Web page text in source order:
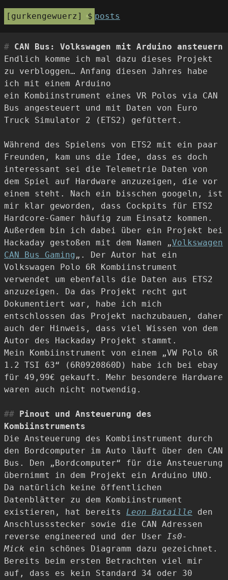
gurkengewuerz posts
CAN Bus: Volkswagen mit Arduino ansteuern
Endlich komme ich mal dazu dieses Projekt
zu verbloggen… Anfang diesen Jahres habe
ich mit einem Arduino
ein Kombiinstrument eines VR Polos via CAN
Bus angesteuert und mit Daten von Euro
Truck Simulator 2 (ETS2) gefüttert.
Während des Spielens von ETS2 mit ein paar
Freunden, kam uns die Idee, dass es doch
interessant sei die Telemetrie Daten von
dem Spiel auf Hardware anzuzeigen, die vor
einem steht. Nach ein bisschen googeln, ist
mir klar geworden, dass Cockpits für ETS2
Hardcore-Gamer häufig zum Einsatz kommen.
Außerdem bin ich dabei über ein Projekt bei
Hackaday gestoßen mit dem Namen „Volkswagen
CAN Bus Gaming „. Der Autor hat ein
Volkswagen Polo 6R Kombiinstrument
verwendet um ebenfalls die Daten aus ETS2
anzuzeigen. Da das Projekt recht gut
Dokumentiert war, habe ich mich
entschlossen das Projekt nachzubauen, daher
auch der Hinweis, dass viel Wissen von dem
Autor des Hackaday Projekt stammt.
Mein Kombiinstrument von einem „VW Polo 6R
1.2 TSI 63“ (6R0920860D) habe ich bei ebay
für 49,99€ gekauft. Mehr besondere Hardware
waren auch nicht notwendig.
Pinout und Ansteuerung des
Kombiinstruments
Die Ansteuerung des Kombiinstrument durch
den Bordcomputer im Auto läuft über den CAN
Bus. Den „Bordcomputer“ für die Ansteuerung
übernimmt in dem Projekt ein Arduino UNO.
Da natürlich keine öffentlichen
Datenblätter zu dem Kombiinstrument
existieren, hat bereits Leon Bataille den
Anschlussstecker sowie die CAN Adressen
reverse engineered und der User Is0-
Mick ein schönes Diagramm dazu gezeichnet.
Bereits beim ersten Betrachten viel mir
auf, dass es kein Standard 34 oder 30